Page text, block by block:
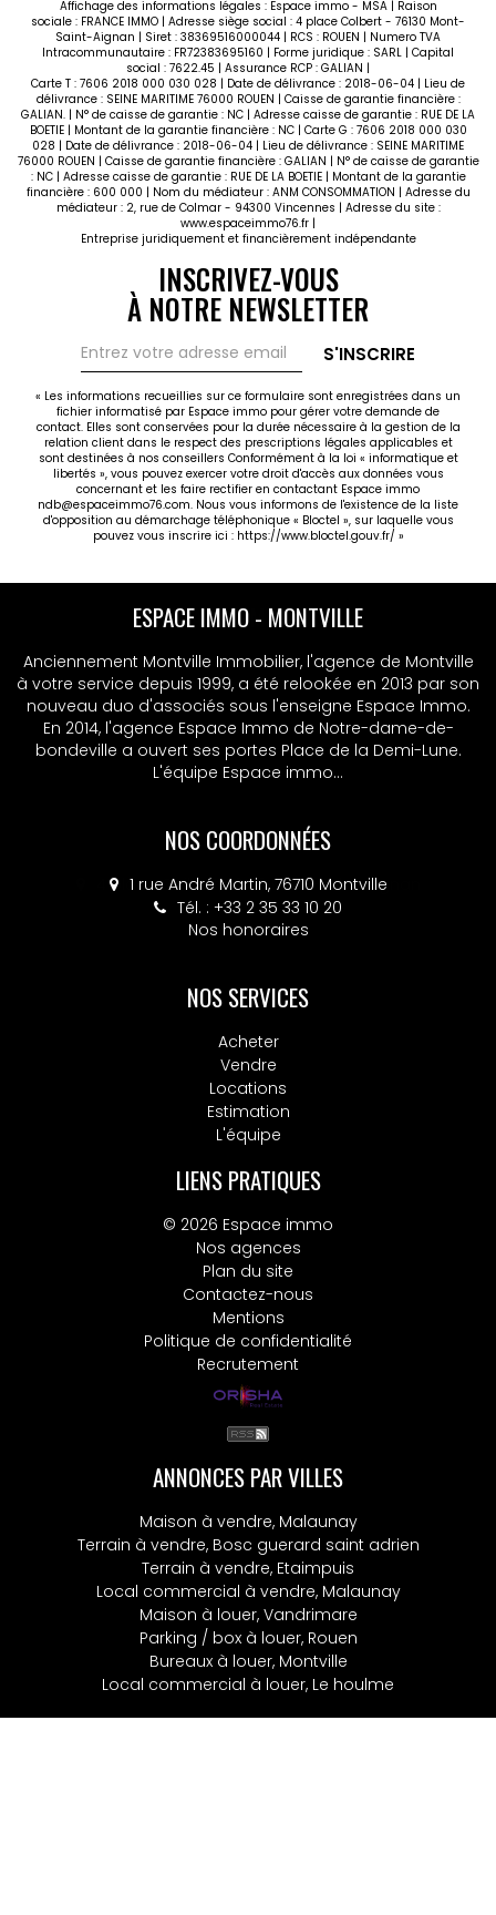
Affichage des informations légales : Espace immo - MSA | Raison
sociale : FRANCE IMMO | Adresse siège social : 4 place Colbert - 76130 Mont-
Saint-Aignan | Siret : 38369516000044 | RCS : ROUEN | Numero TVA
Intracommunautaire : FR72383695160 | Forme juridique : SARL | Capital
social : 7622.45 | Assurance RCP : GALIAN |
Carte T : 7606 2018 000 030 028 | Date de délivrance : 2018-06-04 | Lieu de
délivrance : SEINE MARITIME 76000 ROUEN | Caisse de garantie financière :
GALIAN. | N° de caisse de garantie : NC | Adresse caisse de garantie : RUE DE LA
BOETIE | Montant de la garantie financière : NC | Carte G : 7606 2018 000 030
028 | Date de délivrance : 2018-06-04 | Lieu de délivrance : SEINE MARITIME
76000 ROUEN | Caisse de garantie financière : GALIAN | N° de caisse de garantie
: NC | Adresse caisse de garantie : RUE DE LA BOETIE | Montant de la garantie
financière : 600 000 | Nom du médiateur : ANM CONSOMMATION | Adresse du
médiateur : 2, rue de Colmar - 94300 Vincennes | Adresse du site :
www.espaceimmo76.fr |
Entreprise juridiquement et financièrement indépendante
INSCRIVEZ-VOUS
À NOTRE NEWSLETTER
S'INSCRIRE
« Les informations recueillies sur ce formulaire sont enregistrées dans un
fichier informatisé par Espace immo pour gérer votre demande de
contact. Elles sont conservées pour la durée nécessaire à la gestion de la
relation client dans le respect des prescriptions légales applicables et
sont destinées à nos conseillers Conformément à la loi « informatique et
libertés », vous pouvez exercer votre droit d'accès aux données vous
concernant et les faire rectifier en contactant Espace immo
ndb@espaceimmo76.com. Nous vous informons de l'existence de la liste
d'opposition au démarchage téléphonique « Bloctel », sur laquelle vous
pouvez vous inscrire ici : https://www.bloctel.gouv.fr/ »
ESPACE IMMO - MSA
Anciennement Montville Immobilier, l'agence de Montville
à votre service depuis 1999, a été relookée en 2013 par son
nouveau duo d'associés sous l'enseigne Espace Immo.
En 2014, l'agence Espace Immo de Notre-dame-de-
bondeville a ouvert ses portes Place de la Demi-Lune.
L'équipe Espace immo...
NOS COORDONNÉES
4 place Colbert, 76130 Mont-Saint-Aignan
Tél. : +33 2 32 10 52 14
Nos honoraires
NOS SERVICES
Acheter
Vendre
Locations
Estimation
L'équipe
LIENS PRATIQUES
© 2026 Espace immo
Nos agences
Plan du site
Contactez-nous
Mentions
Politique de confidentialité
Recrutement
ANNONCES PAR VILLES
Maison à vendre, Malaunay
Terrain à vendre, Bosc guerard saint adrien
Terrain à vendre, Etaimpuis
Local commercial à vendre, Malaunay
Maison à louer, Vandrimare
Parking / box à louer, Rouen
Bureaux à louer, Montville
Local commercial à louer, Le houlme